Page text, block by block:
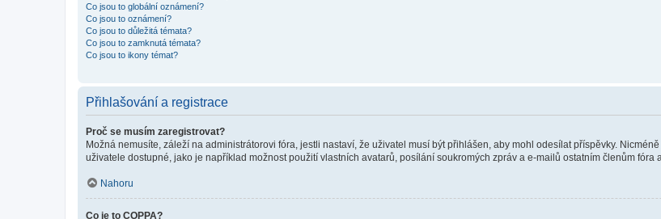
Co jsou to globální oznámení?
Co jsou to oznámení?
Co jsou to důležitá témata?
Co jsou to zamknutá témata?
Co jsou to ikony témat?
Přihlašování a registrace
Proč se musím zaregistrovat?
Možná nemusíte, záleží na administrátorovi fóra, jestli nastaví, že uživatel musí být přihlášen, aby mohl odesílat příspěvky.
uživatele dostupné, jako je například možnost použití vlastních avatarů, posílání soukromých zpráv a e-mailů ostatním členům fóra
Nahoru
Co je to COPPA?